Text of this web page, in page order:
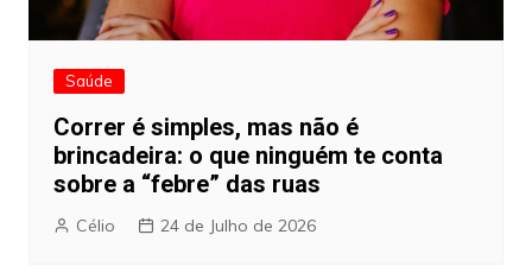
Saúde
Correr é simples, mas não é
brincadeira: o que ninguém te conta
sobre a “febre” das ruas
Célio 24 de Julho de 2026